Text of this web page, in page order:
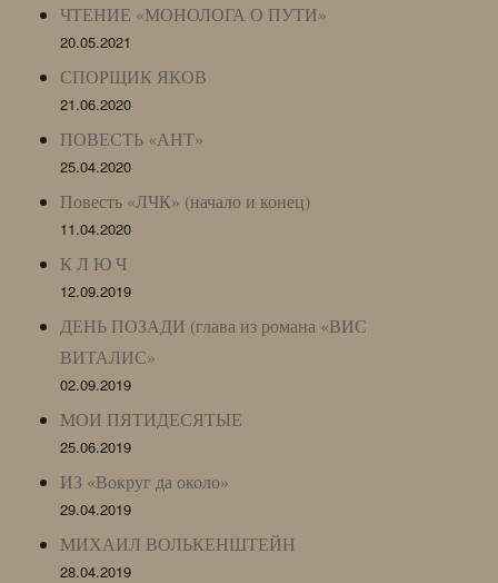
ЧТЕНИЕ «МОНОЛОГА О ПУТИ»
20.05.2021
СПОРЩИК ЯКОВ
21.06.2020
ПОВЕСТЬ «АНТ»
25.04.2020
Повесть «ЛЧК» (начало и конец)
11.04.2020
К Л Ю Ч
12.09.2019
ДЕНЬ ПОЗАДИ (глава из романа «ВИС
ВИТАЛИС»
02.09.2019
МОИ ПЯТИДЕСЯТЫЕ
25.06.2019
ИЗ «Вокруг да около»
29.04.2019
МИХАИЛ ВОЛЬКЕНШТЕЙН
28.04.2019